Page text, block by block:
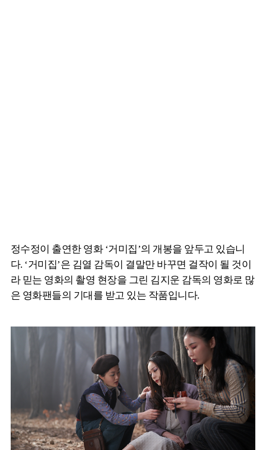
정수정이 출연한 영화 ‘거미집’의 개봉을 앞두고 있습니
다. ‘거미집’은 김열 감독이 결말만 바꾸면 걸작이 될 것이
라 믿는 영화의 촬영 현장을 그린 김지운 감독의 영화로 많
은 영화팬들의 기대를 받고 있는 작품입니다.